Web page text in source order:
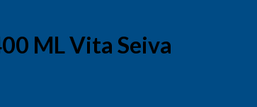
ML Vita Seiva